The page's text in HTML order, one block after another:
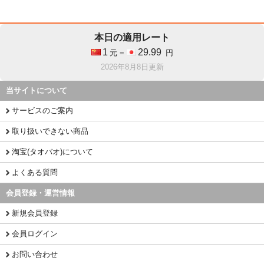
本日の適用レート
1 元 = 29.99
円
2026年8月8日更新
当サイトについて
サービスのご案内
取り扱いできない商品
淘宝(タオバオ)について
よくある質問
会員登録・運営情報
新規会員登録
会員ログイン
お問い合わせ